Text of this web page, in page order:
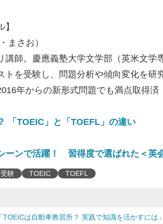
】
まさお）
講師。慶應義塾大学文学部（英米文学
トを受験し、問題分析や傾向変化を研
年からの新形式問題でも満点取得済
「TOEIC」と「TOEFL」の違い
ーンで活躍！ 習得度で選ばれた＜英
験 TOEIC TOEFL
TOEICは自動車教習所？ 実践で知識を活かすには」